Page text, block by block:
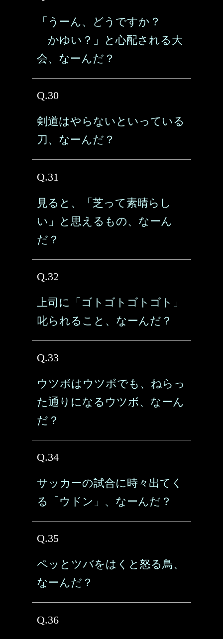
「うーん、どうですか？
かゆい？」と心配される大
会、なーんだ？
Q.30
剣道はやらないといっている
刀、なーんだ？
Q.31
見ると、「芝って素晴らし
い」と思えるもの、なーん
だ？
Q.32
上司に「ゴトゴトゴトゴト」
叱られること、なーんだ？
Q.33
ウツボはウツボでも、ねらっ
た通りになるウツボ、なーん
だ？
Q.34
サッカーの試合に時々出てく
る「ウドン」、なーんだ？
Q.35
ペッとツバをはくと怒る鳥、
なーんだ？
Q.36